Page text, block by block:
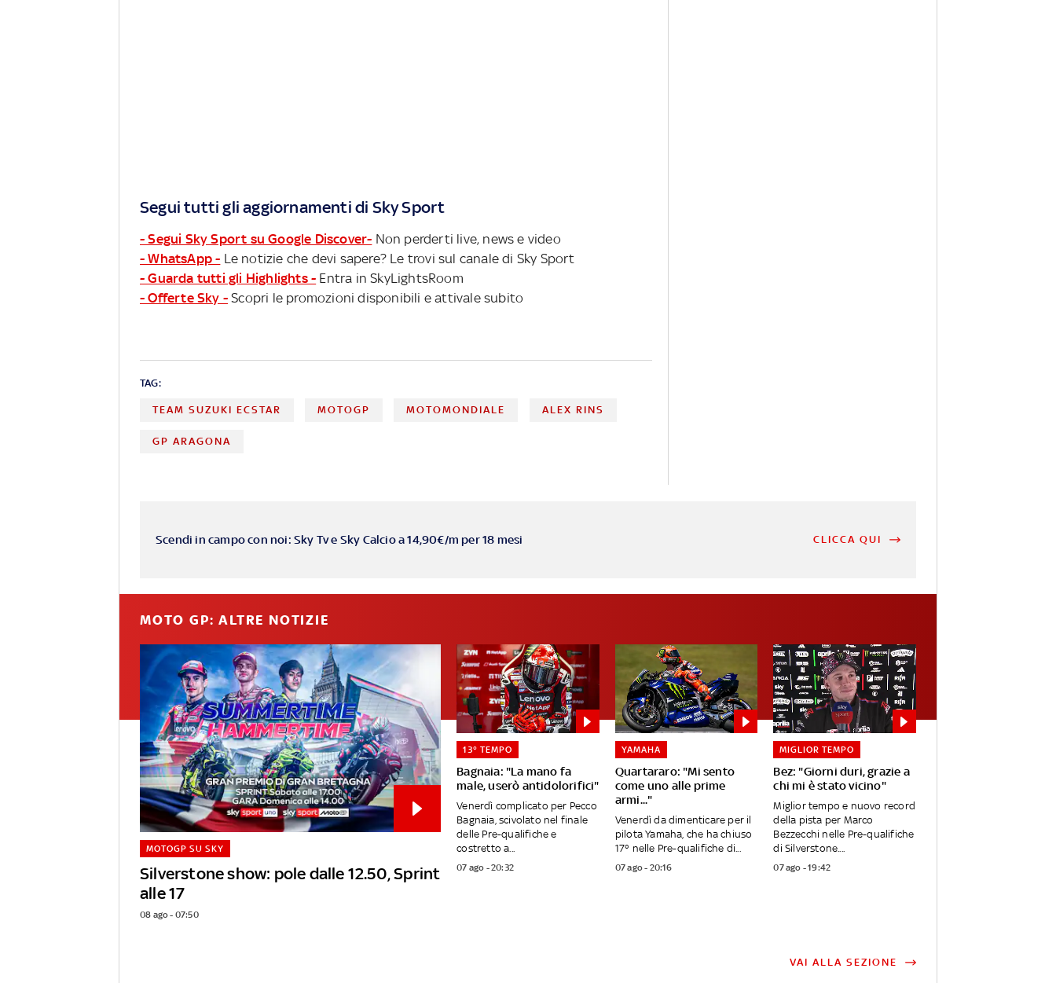
Segui tutti gli aggiornamenti di Sky Sport
- Segui Sky Sport su Google Discover- Non perderti live, news e video
- WhatsApp - Le notizie che devi sapere? Le trovi sul canale di Sky Sport
- Guarda tutti gli Highlights - Entra in SkyLightsRoom
- Offerte Sky - Scopri le promozioni disponibili e attivale subito
TAG:
TEAM SUZUKI ECSTAR MOTOGP MOTOMONDIALE ALEX RINS
GP ARAGONA
Scendi in campo con noi: Sky Tv e Sky Calcio a 14,90€/m per 18 mesi CLICCA QUI
MOTO GP: ALTRE NOTIZIE
Silverstone show: pole dalle 12.50, Sprint
alle 17
MOTOGP SU SKY
08 ago - 07:50
Bagnaia: "La mano fa
male, userò antidolorifici"
13° TEMPO
Venerdì complicato per Pecco
Bagnaia, scivolato nel finale
delle Pre-qualifiche e
costretto a...
07 ago - 20:32
Quartararo: "Mi sento
come uno alle prime
armi..."
YAMAHA
Venerdì da dimenticare per il
pilota Yamaha, che ha chiuso
17° nelle Pre-qualifiche di...
07 ago - 20:16
Bez: "Giorni duri, grazie a
chi mi è stato vicino"
MIGLIOR TEMPO
Miglior tempo e nuovo record
della pista per Marco
Bezzecchi nelle Pre-qualifiche
di Silverstone....
07 ago - 19:42
VAI ALLA SEZIONE